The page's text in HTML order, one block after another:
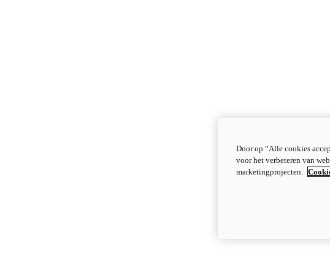
Door op “Alle cookies
voor het verbeteren van
marketingprojecten.